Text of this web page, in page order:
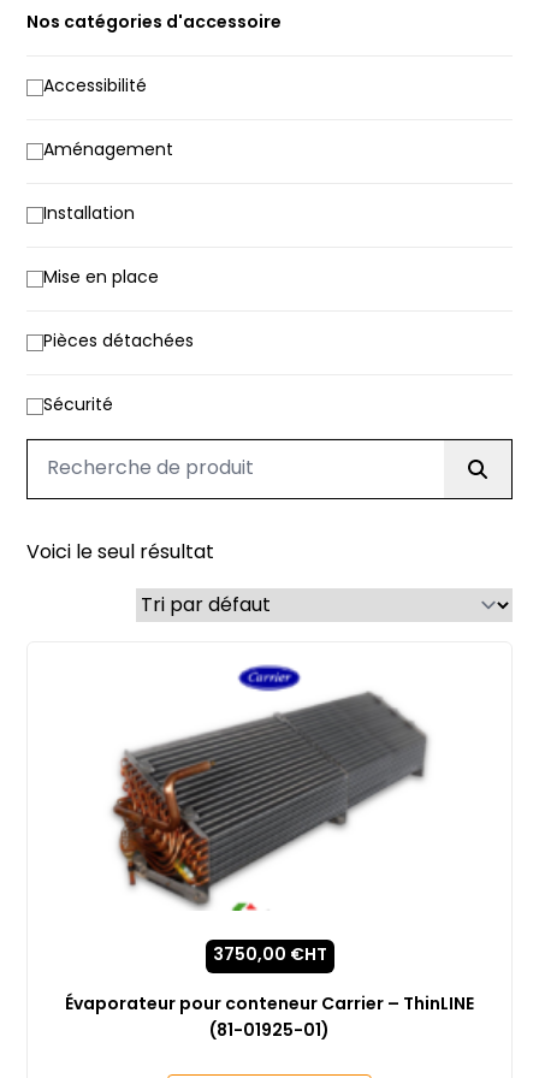
Nos catégories d'accessoire
Accessibilité
Aménagement
Installation
Mise en place
Pièces détachées
Sécurité
Voici le seul résultat
Évaporateur pour conteneur Carrier – ThinLINE
(81-01925-01)
3750,00 €HT